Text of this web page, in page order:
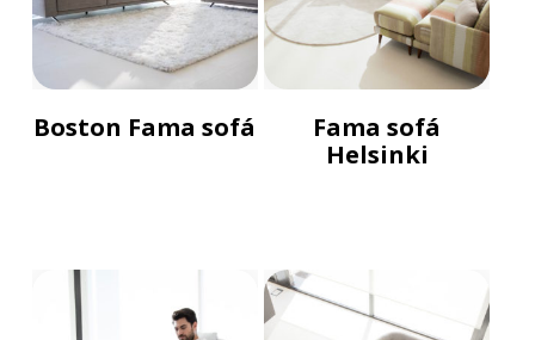
Boston Fama sofá
Fama sofá
Helsinki